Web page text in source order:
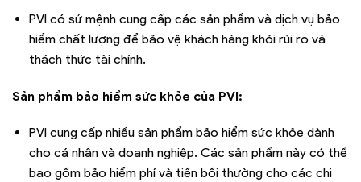
PVI có sứ mệnh cung cấp các sản phẩm và dịch vụ bảo
hiểm chất lượng để bảo vệ khách hàng khỏi rủi ro và
thách thức tài chính.
Sản phẩm bảo hiểm sức khỏe của PVI:
PVI cung cấp nhiều sản phẩm bảo hiểm sức khỏe dành
cho cá nhân và doanh nghiệp. Các sản phẩm này có thể
bao gồm bảo hiểm phí và tiền bồi thường cho các chi